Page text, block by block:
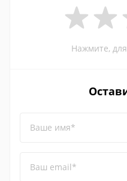
Нажмите,
Ваше имя*
Ваш email*